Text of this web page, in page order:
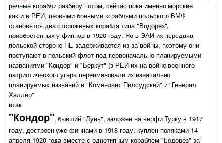
речные корабли разберу потом, сейчас пока именно морские
как и в РЕИ, первыми боевыми кораблями польского ВМФ
становятся два сторожевых корабля типа "Водорез",
приобретенных у финнов в 1920 году. Но в ЭАИ их передача
польской стороне НЕ задерживается из-за войны, поэтому они
поступают в польский флот под первоначально планируемыми
названиями "Кондор" и "Беркут" (в РЕИ их на войне военного
патриотического угара переименовали из изначально
планируемых названий в "Комендант Пилсудский" и "Генерал
Халлер"
итак
"Кондор", бывший "Лунь", заложен на верфи Турку в 1917
году, достроен уже финнами в 1918 году, куплен поляками 14
апреля 1920 года вместе с однотипным кораблем "Водорез" за